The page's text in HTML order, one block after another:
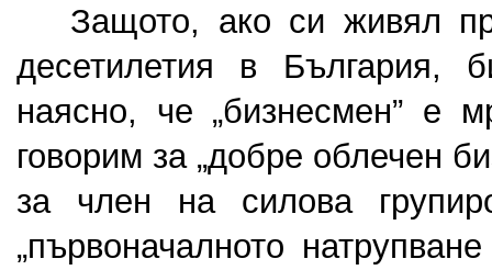
Защото, ако си живял
десетилетия в България,
наясно, че „бизнесмен” е
говорим за „добре облечен
за член на силова
„първоначалното